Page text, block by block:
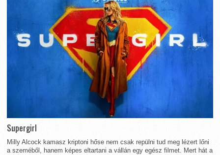
Supergirl
Milly Alcock kamasz kriptoni hőse nem csak repülni tud meg lézert lőni
a szeméből, hanem képes eltartani a vállán egy egész filmet. Mert hát a